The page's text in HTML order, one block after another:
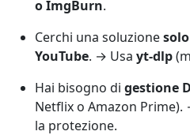
o ImgBurn.
Cerchi una soluzione
YouTube. → Usa yt-dlp
Hai bisogno di gestione
Netflix o Amazon Prime).
la protezione.